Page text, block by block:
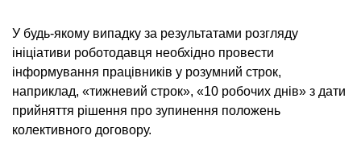
У будь-якому випадку за результатами розгляду
ініціативи роботодавця необхідно провести
інформування працівників у розумний строк,
наприклад, «тижневий строк», «10 робочих днів» з дати
прийняття рішення про зупинення положень
колективного договору.